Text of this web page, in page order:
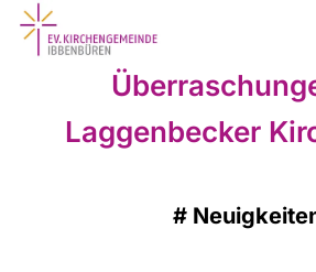
Laggenbecker
#